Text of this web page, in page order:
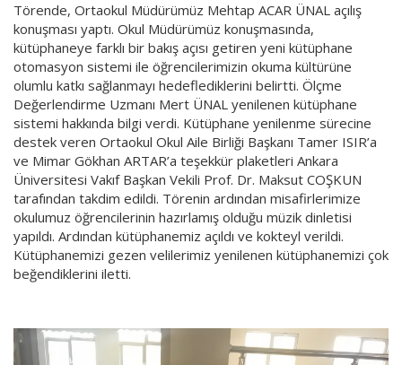
Törende, Ortaokul Müdürümüz Mehtap ACAR ÜNAL açılış
konuşması yaptı. Okul Müdürümüz konuşmasında,
kütüphaneye farklı bir bakış açısı getiren yeni kütüphane
otomasyon sistemi ile öğrencilerimizin okuma kültürüne
olumlu katkı sağlanmayı hedeflediklerini belirtti. Ölçme
Değerlendirme Uzmanı Mert ÜNAL yenilenen kütüphane
sistemi hakkında bilgi verdi. Kütüphane yenilenme sürecine
destek veren Ortaokul Okul Aile Birliği Başkanı Tamer ISIR’a
ve Mimar Gökhan ARTAR’a teşekkür plaketleri Ankara
Üniversitesi Vakıf Başkan Vekili Prof. Dr. Maksut COŞKUN
tarafından takdim edildi. Törenin ardından misafirlerimize
okulumuz öğrencilerinin hazırlamış olduğu müzik dinletisi
yapıldı. Ardından kütüphanemiz açıldı ve kokteyl verildi.
Kütüphanemizi gezen velilerimiz yenilenen kütüphanemizi çok
beğendiklerini iletti.
1